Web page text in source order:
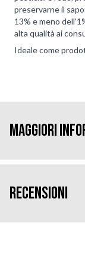
preservarne il
13% e meno
alta qualità ai
Ideale come
Maggiori
Recensioni